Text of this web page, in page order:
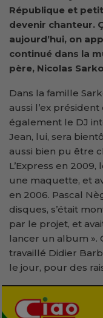
République et
devenir chanteur.
aujourd’hui, on
continué dans la
père, Nicolas
Dans la famille
aussi l’ex
également le DJ
Jean, lui, sera
aussi bien pu être
L’Express en
une maquette, et
en 2006. Pascal
disques, s’était
par le projet, et
lancer un album ».
travaillé Didier
le jour, pour des